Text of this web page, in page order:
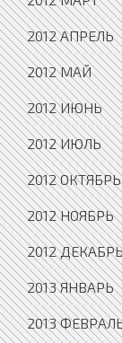
2012 АПРЕЛЬ
2012 МАЙ
2012 ИЮНЬ
2012 ИЮЛЬ
2012 ОКТЯБРЬ
2012 НОЯБРЬ
2012
2013 ЯНВАРЬ
2013